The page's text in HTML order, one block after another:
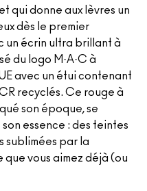
qui donne aux lèvres un
dès le premier
un écrin ultra brillant à
du logo M·A·C à
avec un étui contenant
recyclés. Ce rouge à
son époque, se
essence : des teintes
sublimées par la
vous aimez déjà (ou